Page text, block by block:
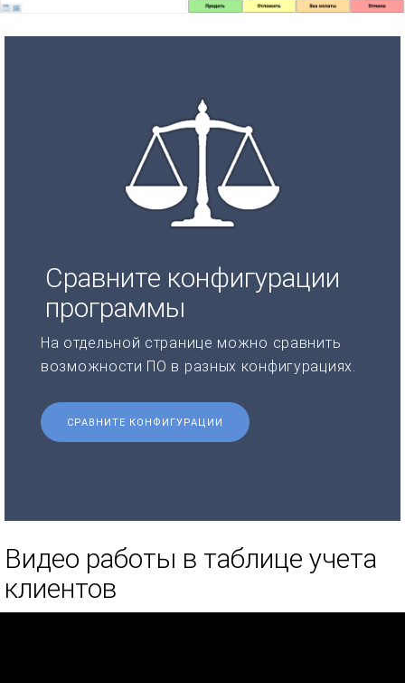
Сравните конфигурации
программы
На отдельной странице можно сравнить
возможности ПО в разных конфигурациях.
СРАВНИТЕ КОНФИГУРАЦИИ
Видео работы в таблице учета
клиентов